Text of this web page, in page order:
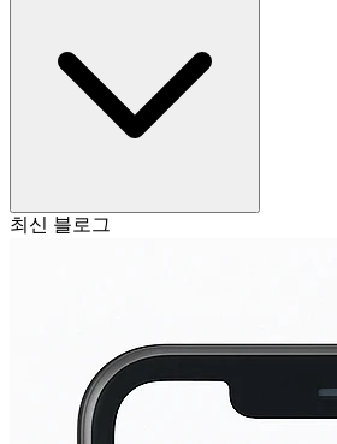
최신 블로그